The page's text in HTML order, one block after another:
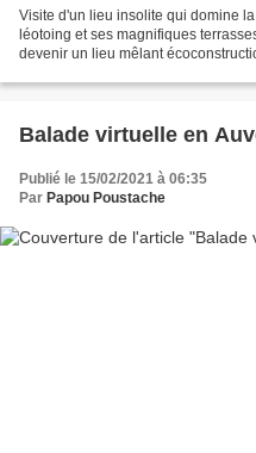
Visite d'un lieu insolite qui domine
léotoing et ses magnifiques
devenir un lieu mêlant
Balade virtuelle en
Publié le 15/02/2021 à 06:35
Par Papou Poustache